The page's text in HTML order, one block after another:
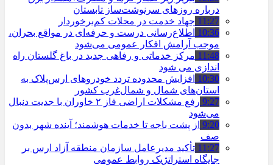
درباره روزهای سرنوشت‌ساز تابستان
11:27 جهاد خدمت در محلات کم‌برخوردار
10:36 اطلاع‌رسانی درست و حرفه‌ای در مواقع بحران،
موجب آرامش افکار عمومی می‌شود
11:48 مرکز خدماتی و رفاهی جدید در باغ گلستان راه
اندازی می شود
10:30 افزایش محدوده تردد خودروهای ارس‌پلاک به
استان‌های شمال و شمال‌غرب کشور
9:27
رفع مشکلات اراضی فاز ۲ خاوران با جدیت دنبال
می‌شود
9:20 از پشت باجه تا خدمات هوشمند؛ آینده شهر بدون
صف
11:27 تأکید مدیرعامل سازمان منطقه آزاد ارس بر
جایگاه استراتژیک روابط عمومی